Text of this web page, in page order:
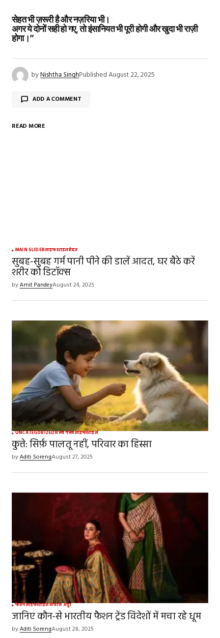
सेहत भी ज़रूरी है और नज़रिया भी।
अगर ये दोनों सही हो गए, तो इंसानियत भी पूरी होगी और खुदा भी राज़ी
होगा।”
byNishtha SinghPublishedAugust 22, 2025
ADD A COMMENT
Your E-mail*
browser for the next time I comment.
SUBMIT COMMENT
READ MORE
MAIN SLIDERलाइफस्टाइलसेहत
सुबह-सुबह गर्म पानी पीने की डालें आदत, घर बैठे करें
शरीर को डिटॉक्स
byAmit PandeyAugust 24, 2025
UNCATEGORIZEDअजब गजबलाइफस्टाइल
कुत्ते: सिर्फ़ पालतू नहीं, परिवार का हिस्सा
byAditi SorengAugust 27, 2025
फैशनलाइफस्टाइलवायरल अड्डा
जानिए कौन-से भारतीय फैशन ट्रेंड विदेशों में मचा रहे धूम
byAditi SorengAugust 28, 2025